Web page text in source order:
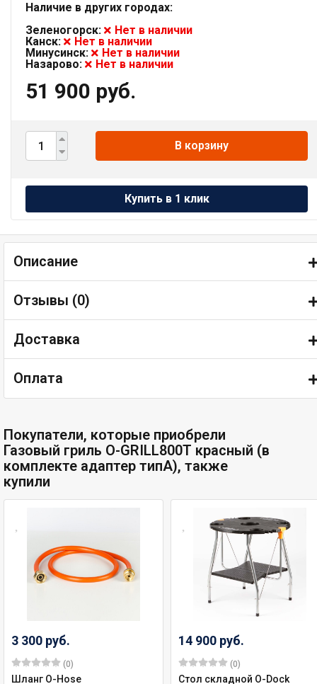
Наличие в других городах:
Зеленогорск:
Нет в наличии
Канск:
Нет в наличии
Минусинск:
Нет в наличии
Назарово:
Нет в наличии
51 900 руб.
В корзину
Описание
Отзывы (0)
Доставка
Оплата
Покупатели, которые приобрели
Газовый гриль O-GRILL800T красный (в
комплекте адаптер типА), также
купили
3 300 руб.
(0)
Шланг О-Hose
14 900 руб.
(0)
Стол складной О-Dock